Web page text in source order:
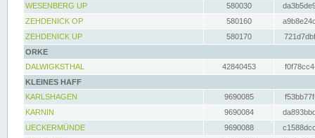
WESENBERG UP
580030
ZEHDENICK OP
580160
ZEHDENICK UP
580170
ORKE
DALWIGKSTHAL
42840453
KLEINES HAFF
KARLSHAGEN
9690085
KARNIN
9690084
UECKERMÜNDE
9690088